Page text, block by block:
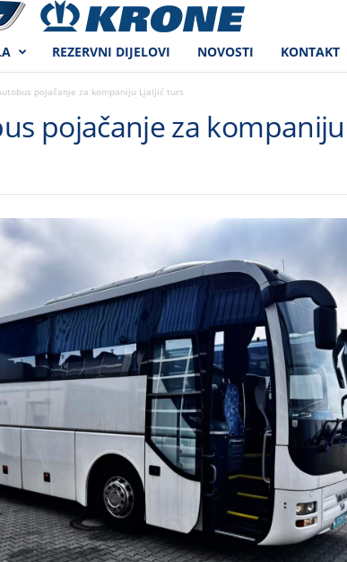
REZERVNI DIJELOVI NOVOSTI KONTAKT
pojačanje za kompaniju Ljaljić turs
pojačanje za